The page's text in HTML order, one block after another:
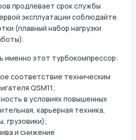
продлевает срок службы
эксплуатации соблюдайте
(плавный набор нагрузки
именно этот турбокомпрессор:
соответствие техническим
QSM11;
в условиях повышенных
карьерная техника,
грузовики);
и снижение